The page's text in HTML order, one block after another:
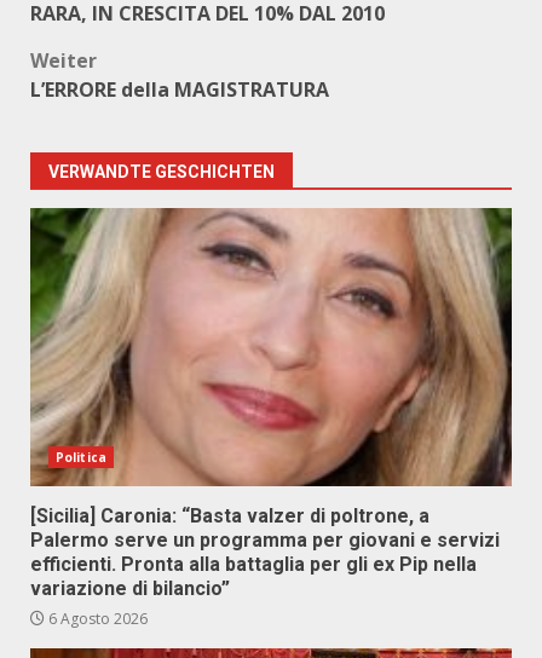
RARA, IN CRESCITA DEL 10% DAL 2010
Weiter
L’ERRORE della MAGISTRATURA
VERWANDTE GESCHICHTEN
Politica
[Sicilia] Caronia: “Basta valzer di poltrone, a
Palermo serve un programma per giovani e servizi
efficienti. Pronta alla battaglia per gli ex Pip nella
variazione di bilancio”
6 Agosto 2026